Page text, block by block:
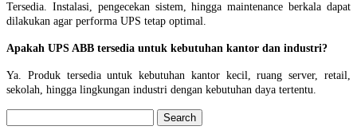
Tersedia. Instalasi, pengecekan sistem, hingga maintenance berkala dapat
dilakukan agar performa UPS tetap optimal.
Apakah UPS ABB tersedia untuk kebutuhan kantor dan industri?
Ya. Produk tersedia untuk kebutuhan kantor kecil, ruang server, retail,
sekolah, hingga lingkungan industri dengan kebutuhan daya tertentu.
for: